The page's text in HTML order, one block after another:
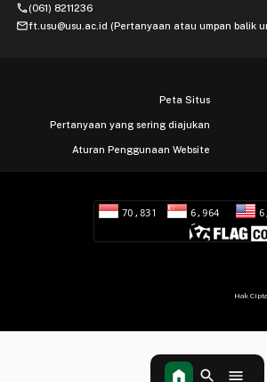
phone(061) 8211236
mailft.usu@usu.ac.id (Pertanyaan atau umpan balik
Peta Situs
Pertanyaan yang sering diajukan
Aturan Penggunaan Website
Hak